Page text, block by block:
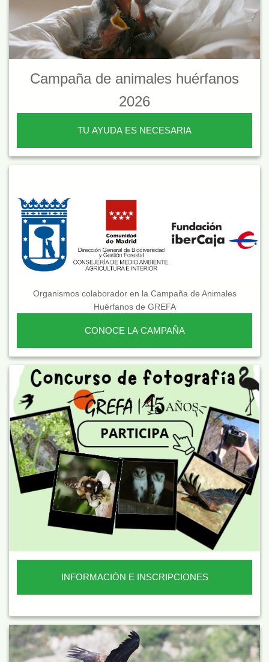
Campaña de animales huérfanos
2026
TU AYUDA ES NECESARIA
Organismos colaborador en la Campaña de Animales
Huérfanos de GREFA
CONOCE LA CAMPAÑA
INFORMACIÓN E INSCRIPCIONES